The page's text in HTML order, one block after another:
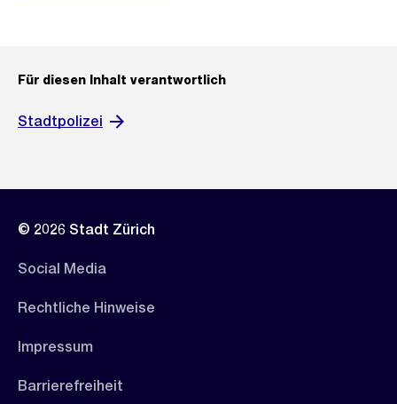
Für diesen Inhalt verantwortlich
Stadtpolizei
© 2026 Stadt Zürich
Social Media
Rechtliche Hinweise
Impressum
Barrierefreiheit